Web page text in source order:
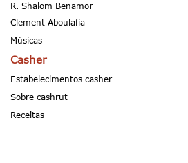
R. Shalom Benamor
Clement Aboulafia
Músicas
Casher
Estabelecimentos casher
Sobre cashrut
Receitas